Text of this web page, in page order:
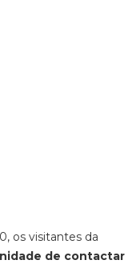
os visitantes da
de contactar